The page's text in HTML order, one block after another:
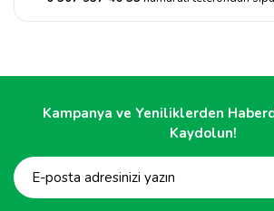
Kampanya ve Yeniliklerden
Kaydolun!